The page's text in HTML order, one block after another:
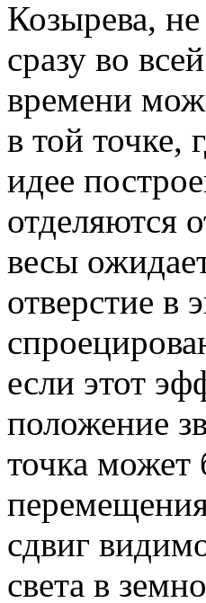
Козырева, не
сразу во
времени
в той точке,
идее
отделяются
весы
отверстие в
если этот
положение
точка может
сдвиг
света в